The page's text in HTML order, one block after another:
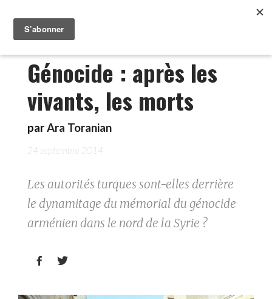
Génocide : après les
vivants, les morts
parAra Toranian
24 septembre 2014
Les autorités turques sont-elles derrière
le dynamitage du mémorial du génocide
arménien dans le nord de la Syrie ?
 